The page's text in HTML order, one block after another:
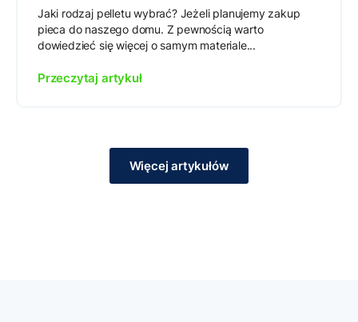
Jaki rodzaj pelletu wybrać? Jeżeli planujemy zakup
pieca do naszego domu. Z pewnością warto
dowiedzieć się więcej o samym materiale...
Przeczytaj artykuł
Więcej artykułów